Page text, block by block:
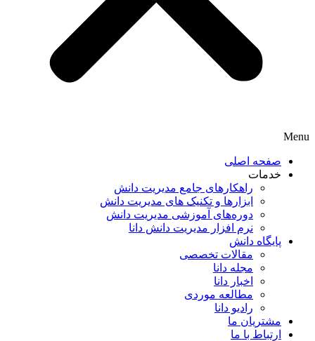
Menu
صفحه اصلی
خدمات
راهکارهای جامع مدیریت دانش
ابزارها و تکنیک‌ های مدیریت دانش
دوره‌های آموزشی مدیریت دانش
نرم افزار مدیریت دانش دانا
پایگاه دانش
مقالات تخصصی
مجله دانا
اخبار دانا
مطالعه موردی
رادیو دانا
مشتریان ما
ارتباط با ما